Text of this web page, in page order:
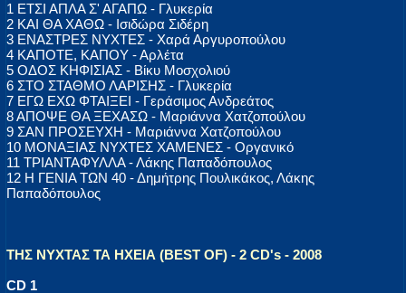
1 ΕΤΣΙ ΑΠΛΑ Σ' ΑΓΑΠΩ - Γλυκερία
2 ΚΑΙ ΘΑ ΧΑΘΩ - Ισιδώρα Σιδέρη
3 ΕΝΑΣΤΡΕΣ ΝΥΧΤΕΣ - Χαρά Αργυροπούλου
4 ΚΑΠΟΤΕ, ΚΑΠΟΥ - Αρλέτα
5 ΟΔΟΣ ΚΗΦΙΣΙΑΣ - Βίκυ Μοσχολιού
6 ΣΤΟ ΣΤΑΘΜΟ ΛΑΡΙΣΗΣ - Γλυκερία
7 ΕΓΩ ΕΧΩ ΦΤΑΙΞΕΙ - Γεράσιμος Ανδρεάτος
8 ΑΠΟΨΕ ΘΑ ΞΕΧΑΣΩ - Μαριάννα Χατζοπούλου
9 ΣΑΝ ΠΡΟΣΕΥΧΗ - Μαριάννα Χατζοπούλου
10 ΜΟΝΑΞΙΑΣ ΝΥΧΤΕΣ ΧΑΜΕΝΕΣ - Οργανικό
11 ΤΡΙΑΝΤΑΦΥΛΛΑ - Λάκης Παπαδόπουλος
12 Η ΓΕΝΙΑ ΤΩΝ 40 - Δημήτρης Πουλικάκος, Λάκης
Παπαδόπουλος
ΤΗΣ ΝΥΧΤΑΣ ΤΑ ΗΧΕΙΑ (BEST OF) - 2 CD's - 2008
CD 1